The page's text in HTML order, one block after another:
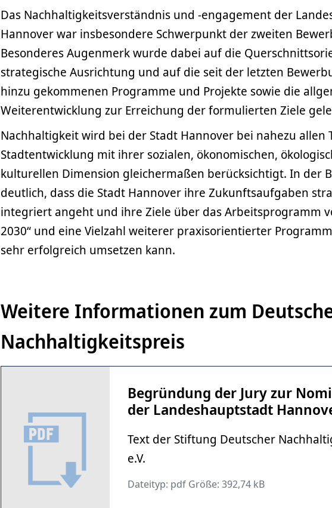
Das Nachhaltigkeitsverständnis und -engagement der
Hannover war insbesondere Schwerpunkt der zweiten
Besonderes Augenmerk wurde dabei auf die
strategische Ausrichtung und auf die seit der letzten
hinzu gekommenen Programme und Projekte sowie die
Weiterentwicklung zur Erreichung der formulierten Ziele
Nachhaltigkeit wird bei der Stadt Hannover bei nahezu allen
Stadtentwicklung mit ihrer sozialen, ökonomischen,
kulturellen Dimension gleichermaßen berücksichtigt. In der
deutlich, dass die Stadt Hannover ihre Zukunftsaufgaben
integriert angeht und ihre Ziele über das Arbeitsprogramm
2030“ und eine Vielzahl weiterer praxisorientierter
sehr erfolgreich umsetzen kann.
Weitere Informationen zum
Nachhaltigkeitspreis
Begründung der Jury zur
der Landeshauptstadt
Text der Stiftung Deutscher
e.V.
Dateityp: pdf Größe: 392,74 kB